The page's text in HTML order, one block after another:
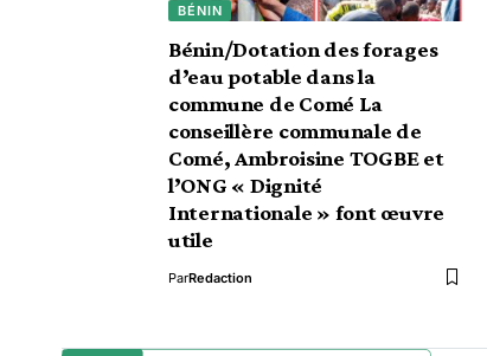
BÉNIN
Bénin/Dotation des forages
d’eau potable dans la
commune de Comé La
conseillère communale de
Comé, Ambroisine TOGBE et
l’ONG « Dignité
Internationale » font œuvre
utile
ParRedaction